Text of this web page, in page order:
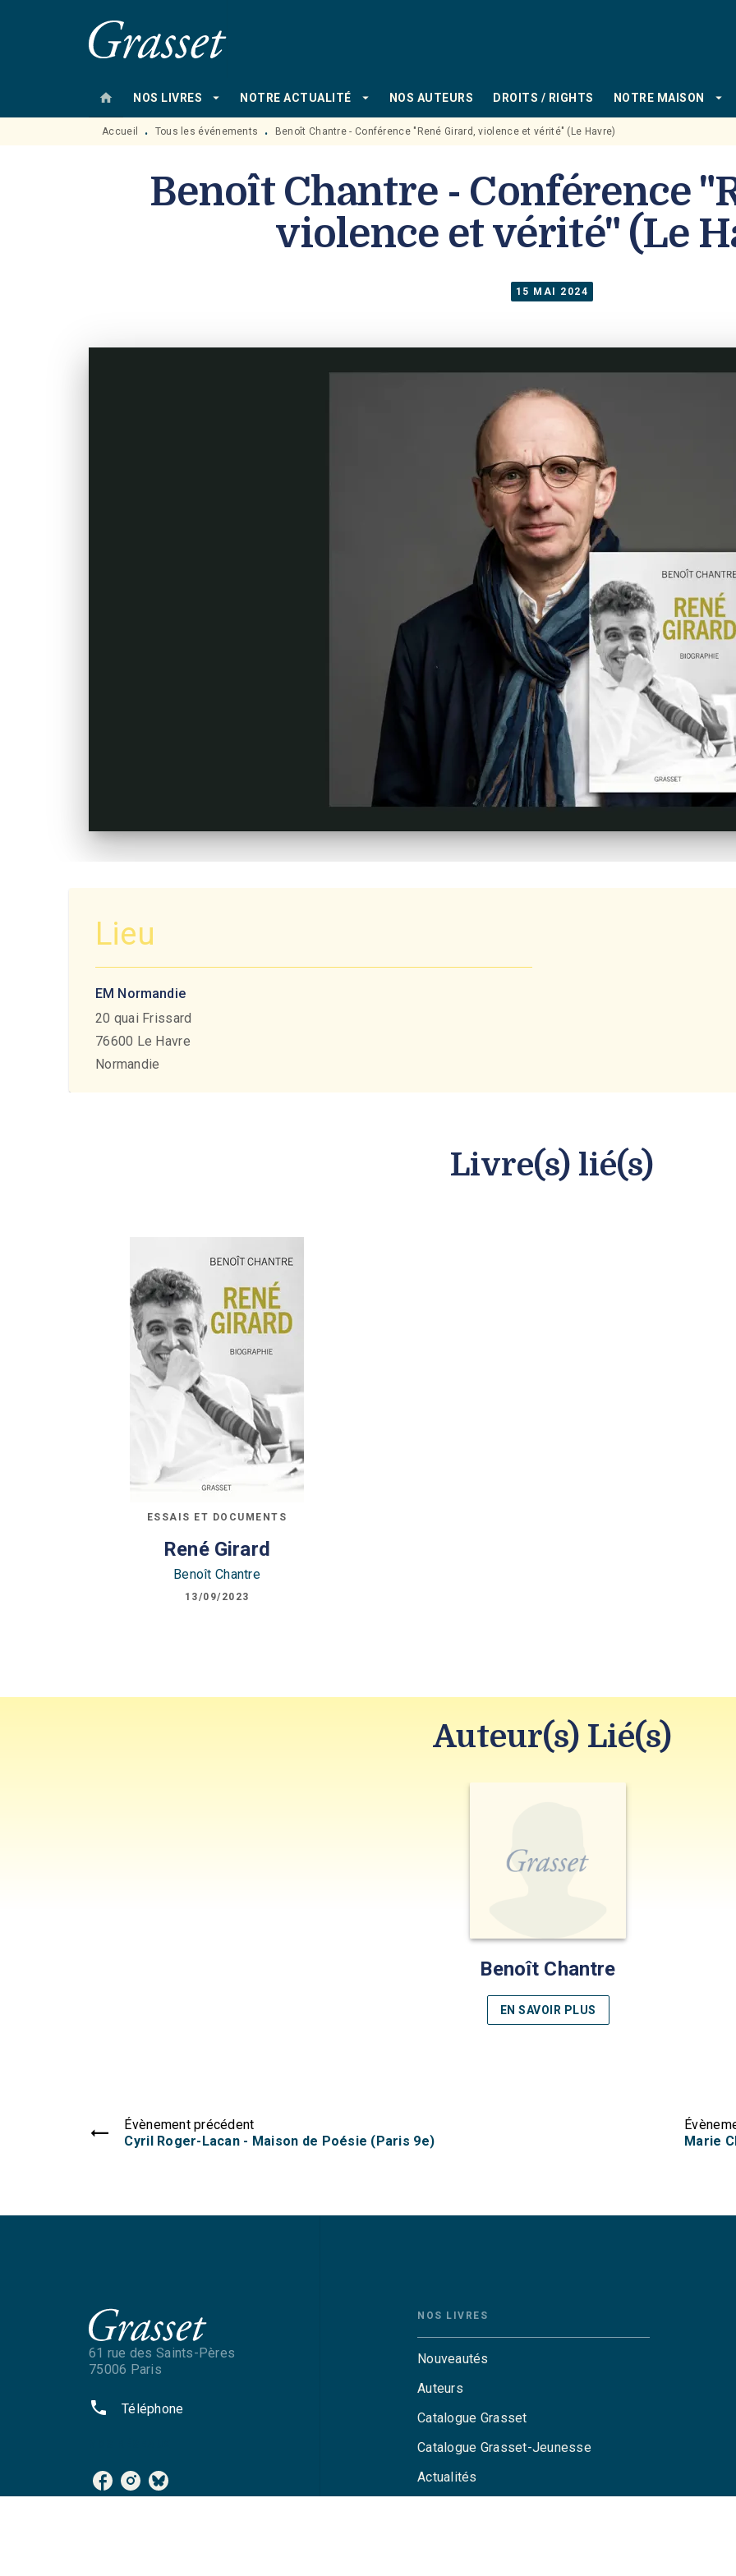
MENU RECHERCHE
home NOS LIVRES arrow_drop_down NOTRE ACTUALITÉ arrow_drop_down NOS AUTEURS DROITS / RIGHTS NOTRE MAISON arrow_drop_down
Accueil • Tous les événements • Benoît Chantre - Conférence "René Girard, violence et vérité" (Le Havre)
Benoît Chantre - Conférence
violence et vérité" (Le
15 MAI 2024
Lieu
EM Normandie
20 quai Frissard
76600 Le Havre
Normandie
Livre(s) lié(s)
ESSAIS ET DOCUMENTS
René Girard
Benoît Chantre
13/09/2023
Auteur(s) Lié(s)
Benoît Chantre
EN SAVOIR PLUS
Évènement précédent
Cyril Roger-Lacan - Maison de Poésie (Paris 9e)
Marie
61 rue des Saints-Pères
75006 Paris
phone Téléphone
NOS LIVRES
Nouveautés
Auteurs
Catalogue Grasset
Catalogue Grasset-Jeunesse
Actualités